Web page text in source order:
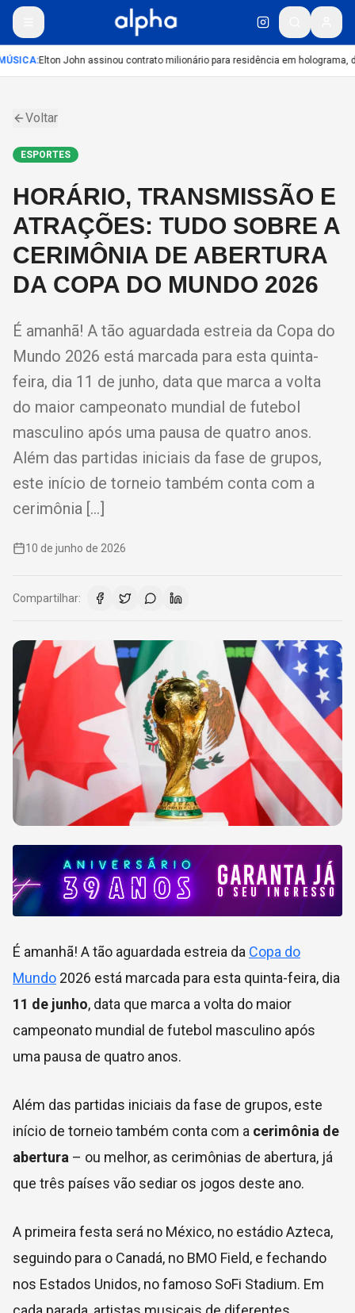
:Elton John assinou contrato milionário para residência em holograma,
Voltar
ESPORTES
HORÁRIO, TRANSMISSÃO E
ATRAÇÕES: TUDO SOBRE A
CERIMÔNIA DE ABERTURA
DA COPA DO MUNDO 2026
É amanhã! A tão aguardada estreia da Copa do
Mundo 2026 está marcada para esta quinta-
feira, dia 11 de junho, data que marca a volta
do maior campeonato mundial de futebol
masculino após uma pausa de quatro anos.
Além das partidas iniciais da fase de grupos,
este início de torneio também conta com a
cerimônia […]
10 de junho de 2026
Compartilhar:
É amanhã! A tão aguardada estreia da Copa do
Mundo 2026 está marcada para esta quinta-feira, dia
11 de junho, data que marca a volta do maior
campeonato mundial de futebol masculino após
uma pausa de quatro anos.
Além das partidas iniciais da fase de grupos, este
início de torneio também conta com a cerimônia de
abertura – ou melhor, as cerimônias de abertura, já
que três países vão sediar os jogos deste ano.
A primeira festa será no México, no estádio Azteca,
seguindo para o Canadá, no BMO Field, e fechando
nos Estados Unidos, no famoso SoFi Stadium. Em